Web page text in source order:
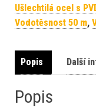
Ušlechtilá ocel s
Vodotěsnost 50 m,
Popis Další
Popis